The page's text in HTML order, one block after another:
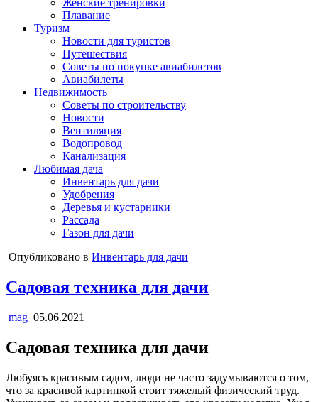
Женские тренировки
Плавание
Туризм
Новости для туристов
Путешествия
Советы по покупке авиабилетов
Авиабилеты
Недвижимость
Советы по строительству
Новости
Вентиляция
Водопровод
Канализация
Любимая дача
Инвентарь для дачи
Удобрения
Деревья и кустарники
Рассада
Газон для дачи
Опубликовано в Инвентарь для дачи
Садовая техника для дачи
mag 05.06.2021
Садовая техника для дачи
Любуясь красивым садом, люди не часто задумываются о том,
что за красивой картинкой стоит тяжелый физический труд.